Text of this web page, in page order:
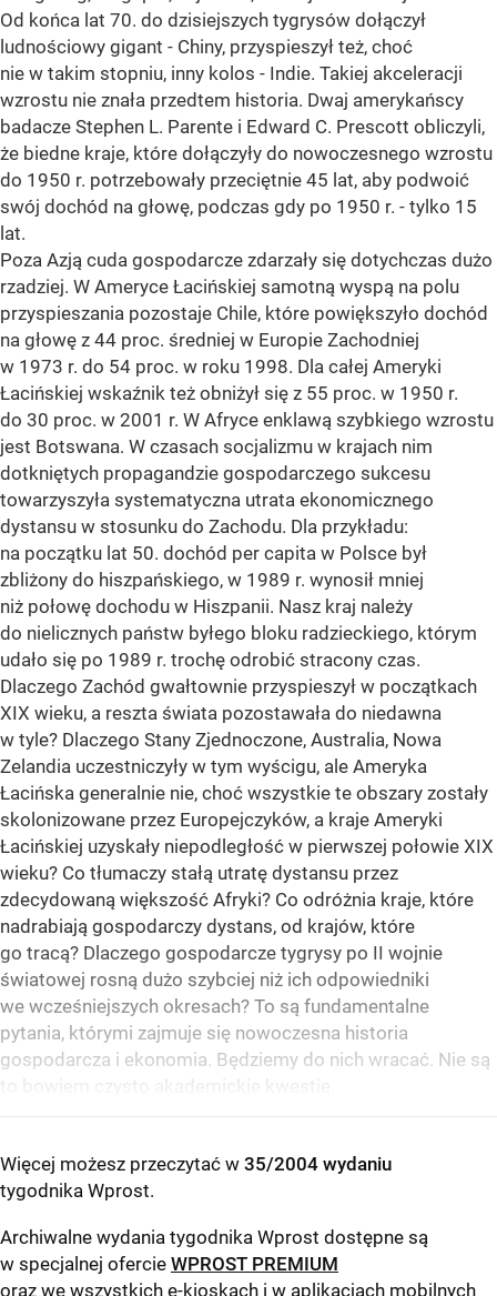
Od końca lat 70. do dzisiejszych tygrysów dołączył
ludnościowy gigant - Chiny, przyspieszył też, choć
nie w takim stopniu, inny kolos - Indie. Takiej akceleracji
wzrostu nie znała przedtem historia. Dwaj amerykańscy
badacze Stephen L. Parente i Edward C. Prescott obliczyli,
że biedne kraje, które dołączyły do nowoczesnego wzrostu
do 1950 r. potrzebowały przeciętnie 45 lat, aby podwoić
swój dochód na głowę, podczas gdy po 1950 r. - tylko 15
lat.
Poza Azją cuda gospodarcze zdarzały się dotychczas dużo
rzadziej. W Ameryce Łacińskiej samotną wyspą na polu
przyspieszania pozostaje Chile, które powiększyło dochód
na głowę z 44 proc. średniej w Europie Zachodniej
w 1973 r. do 54 proc. w roku 1998. Dla całej Ameryki
Łacińskiej wskaźnik też obniżył się z 55 proc. w 1950 r.
do 30 proc. w 2001 r. W Afryce enklawą szybkiego wzrostu
jest Botswana. W czasach socjalizmu w krajach nim
dotkniętych propagandzie gospodarczego sukcesu
towarzyszyła systematyczna utrata ekonomicznego
dystansu w stosunku do Zachodu. Dla przykładu:
na początku lat 50. dochód per capita w Polsce był
zbliżony do hiszpańskiego, w 1989 r. wynosił mniej
niż połowę dochodu w Hiszpanii. Nasz kraj należy
do nielicznych państw byłego bloku radzieckiego, którym
udało się po 1989 r. trochę odrobić stracony czas.
Dlaczego Zachód gwałtownie przyspieszył w początkach
XIX wieku, a reszta świata pozostawała do niedawna
w tyle? Dlaczego Stany Zjednoczone, Australia, Nowa
Zelandia uczestniczyły w tym wyścigu, ale Ameryka
Łacińska generalnie nie, choć wszystkie te obszary zostały
skolonizowane przez Europejczyków, a kraje Ameryki
Łacińskiej uzyskały niepodległość w pierwszej połowie XIX
wieku? Co tłumaczy stałą utratę dystansu przez
zdecydowaną większość Afryki? Co odróżnia kraje, które
nadrabiają gospodarczy dystans, od krajów, które
go tracą? Dlaczego gospodarcze tygrysy po II wojnie
światowej rosną dużo szybciej niż ich odpowiedniki
we wcześniejszych okresach? To są fundamentalne
pytania, którymi zajmuje się nowoczesna historia
gospodarcza i ekonomia. Będziemy do nich wracać. Nie są
to bowiem czysto akademickie kwestie.
Więcej możesz przeczytać w 35/2004 wydaniu
tygodnika Wprost.
Archiwalne wydania tygodnika Wprost dostępne są
w specjalnej ofercie WPROST PREMIUM
oraz we wszystkich e-kioskach i w aplikacjach mobilnych